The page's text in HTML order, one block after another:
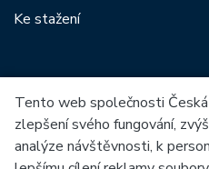
Ke stažení
Mezi naše partnery patří:
Tento web společnosti Česká
zlepšení svého fungování,
analýze návštěvnosti, k